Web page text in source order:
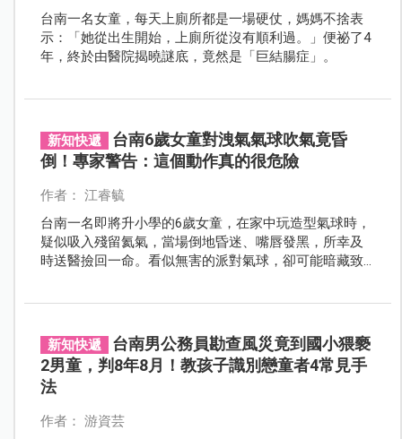
台南一名女童，每天上廁所都是一場硬仗，媽媽不捨表
示：「她從出生開始，上廁所從沒有順利過。」便祕了4
年，終於由醫院揭曉謎底，竟然是「巨結腸症」。
新知快遞
台南6歲女童對洩氣氣球吹氣竟昏
倒！專家警告：這個動作真的很危險
作者： 江睿毓
台南一名即將升小學的6歲女童，在家中玩造型氣球時，
疑似吸入殘留氦氣，當場倒地昏迷、嘴唇發黑，所幸及
時送醫撿回一命。看似無害的派對氣球，卻可能暗藏致
新知快遞
台南男公務員勘查風災竟到國小猥褻
2男童，判8年8月！教孩子識別戀童者4常見手
法
作者： 游資芸